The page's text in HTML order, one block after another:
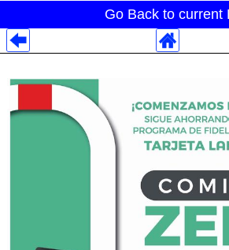
Go Back to current
Despliegues Analytics
Despliegues Totales
Despliegues por Rubros